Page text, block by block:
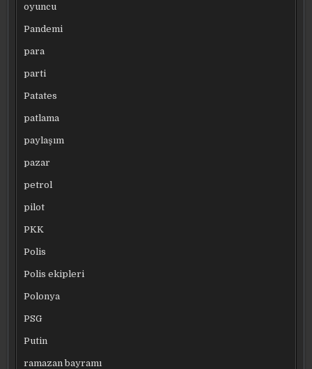
oyuncu
Pandemi
para
parti
Patates
patlama
paylaşım
pazar
petrol
pilot
PKK
Polis
Polis ekipleri
Polonya
PSG
Putin
ramazan bayramı